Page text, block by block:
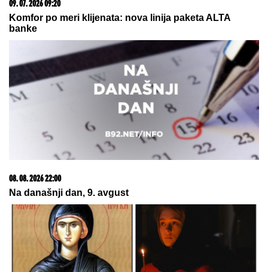
15. 07. 2026 07:44
Većina građana izgubi novac pre nego što stigne na
letovanje - ovih 7 troškova skoro niko ne planira